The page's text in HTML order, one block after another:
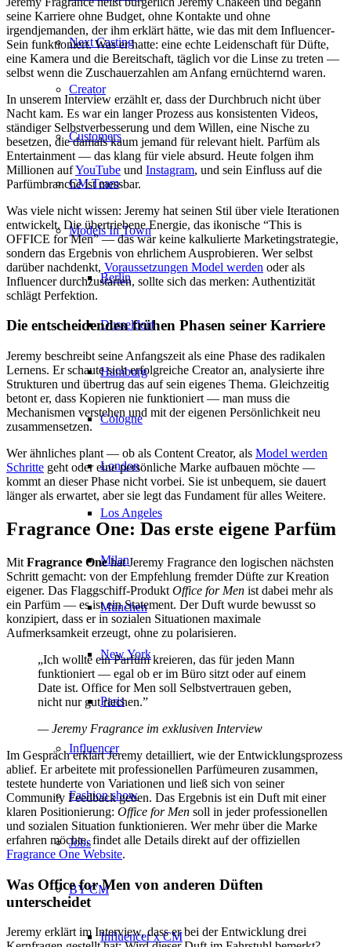
Next Casting
Creator
Customers
CM Team
Models In Town
Berlin
Dusseldorf
Hamburg
Cologne
London
Los Angeles
Milan
München
New York
Paris
Influencer
Fashion show
Jobs
BY CM
Influencer x CM
seine Karriere ohne Budget, ohne Kontakte und ohne
irgendjemanden, der ihm erklärt hätte, wie das mit dem Influencer-
Sein funktioniert. Was er hatte: eine echte Leidenschaft für Düfte,
eine Kamera und die Bereitschaft, täglich vor die Linse zu treten —
selbst wenn die Zuschauerzahlen am Anfang ernüchternd waren.
In unserem Interview erzählt er, dass der Durchbruch nicht über
Nacht kam. Es war ein langer Prozess aus konsistenten Videos,
ständiger Selbstverbesserung und dem Willen, eine Nische zu
besetzen, die damals kaum jemand für relevant hielt. Parfüm als
Entertainment — das klang für viele absurd. Heute folgen ihm
Millionen aufYouTube und Instagram, und sein Einfluss auf die
Parfümbranche ist messbar.
Was viele nicht wissen: Jeremy hat seinen Stil über viele Iterationen
entwickelt. Die übertriebene Energie, das ikonische “This is
OFFICE for Men” — das war keine kalkulierte Marketingstrategie,
sondern das Ergebnis von ehrlichem Ausprobieren. Wer selbst
darüber nachdenkt, Voraussetzungen Model werden oder als
Influencer durchzustarten, sollte sich das merken: Authentizität
schlägt Perfektion.
Die entscheidenden frühen Phasen seiner Karriere
Jeremy beschreibt seine Anfangszeit als eine Phase des radikalen
Lernens. Er schaute sich erfolgreiche Creator an, analysierte ihre
Strukturen und übertrug das auf sein eigenes Thema. Gleichzeitig
betont er, dass Kopieren nie funktioniert — man muss die
Mechanismen verstehen und mit der eigenen Persönlichkeit neu
zusammensetzen.
Wer ähnliches plant — ob als Content Creator, als Model werden
Schritte geht oder eine persönliche Marke aufbauen möchte —
kommt an dieser Phase nicht vorbei. Sie ist unbequem, sie dauert
länger als erwartet, aber sie legt das Fundament für alles Weitere.
Fragrance One: Das erste eigene Parfüm
Mit Fragrance Onehat Jeremy Fragrance den logischen nächsten
Schritt gemacht: von der Empfehlung fremder Düfte zur Kreation
eigener. Das Flaggschiff-Produkt Office for Men ist dabei mehr als
ein Parfüm — es ist ein Statement. Der Duft wurde bewusst so
konzipiert, dass er in sozialen Situationen maximale
Aufmerksamkeit erzeugt, ohne zu polarisieren.
„Ich wollte ein Parfüm kreieren, das für jeden Mann
funktioniert — egal ob er im Büro sitzt oder auf einem
Date ist. Office for Men soll Selbstvertrauen geben,
nicht nur gut riechen.”
— Jeremy Fragrance im exklusiven Interview
Im Gespräch erklärt Jeremy detailliert, wie der Entwicklungsprozess
ablief. Er arbeitete mit professionellen Parfümeuren zusammen,
testete hunderte von Variationen und ließ sich von seiner
Community Feedback geben. Das Ergebnis ist ein Duft mit einer
klaren Positionierung: Office for Men soll in jeder professionellen
und sozialen Situation funktionieren. Wer mehr über die Marke
erfahren möchte, findet alle Details direkt auf der offiziellen
Fragrance One Website.
Was Office for Men von anderen Düften
unterscheidet
Jeremy erklärt im Interview, dass er bei der Entwicklung drei